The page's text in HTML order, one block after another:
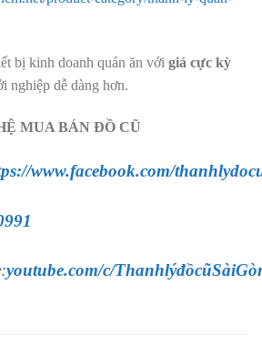
bị kinh doanh quán ăn với giá cực kỳ
nghiệp dễ dàng hơn.
MUA BÁN ĐỒ CŨ
www.facebook.com/
:youtube.com/c/